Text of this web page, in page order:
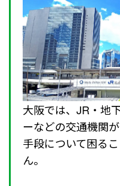
大阪では、JR・地
ーなどの交通機関
手段について困る
ん。